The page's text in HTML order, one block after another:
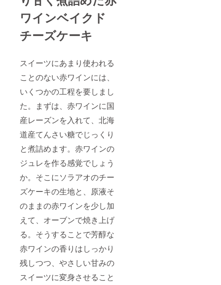
ワインベイクド
チーズケーキ
スイーツにあまり使われる
ことのない赤ワインには、
いくつかの工程を要しまし
た。まずは、赤ワインに国
産レーズンを入れて、北海
道産てんさい糖でじっくり
と煮詰めます。赤ワインの
ジュレを作る感覚でしょう
か。そこにソラアオのチー
ズケーキの生地と、原液そ
のままの赤ワインを少し加
えて、オーブンで焼き上げ
る。そうすることで芳醇な
赤ワインの香りはしっかり
残しつつ、やさしい甘みの
スイーツに変身させること